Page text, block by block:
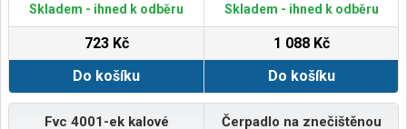
Skladem - ihned k odběru
723 Kč
Do košíku
Skladem - ihned k odběru
1 088 Kč
Do košíku
Fvc 4001-ek kalové
Čerpadlo na znečištěnou